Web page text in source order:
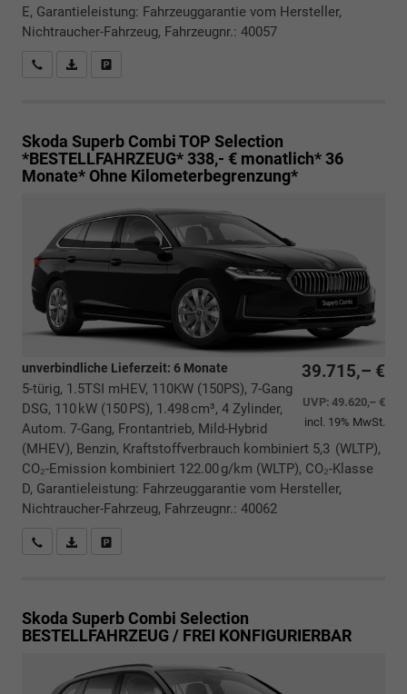
E, Garantieleistung: Fahrzeuggarantie vom Hersteller,
Nichtraucher-Fahrzeug, Fahrzeugnr.: 40057
Rückrufbitte absenden
PDF-Datei, Fahrzeugexposé drucken
Skoda Superb CombiTOP Selection
*BESTELLFAHRZEUG* 338,- € monatlich* 36
Monate* Ohne Kilometerbegrenzung*
39.715,– €
UVP:49.620,– €
incl. 19% MwSt.
unverbindliche Lieferzeit: 6 Monate
5-türig, 1.5TSI mHEV, 110KW (150PS), 7-Gang
DSG, 110 kW (150 PS), 1.498 cm³, 4 Zylinder,
Autom. 7-Gang, Frontantrieb, Mild-Hybrid
(MHEV), Benzin, Kraftstoffverbrauch kombiniert 5,3 (WLTP),
CO₂-Emission kombiniert 122.00 g/km (WLTP), CO₂-Klasse
D, Garantieleistung: Fahrzeuggarantie vom Hersteller,
Nichtraucher-Fahrzeug, Fahrzeugnr.: 40062
Rückrufbitte absenden
PDF-Datei, Fahrzeugexposé drucken
Skoda Superb Combi Selection
BESTELLFAHRZEUG / FREI KONFIGURIERBAR